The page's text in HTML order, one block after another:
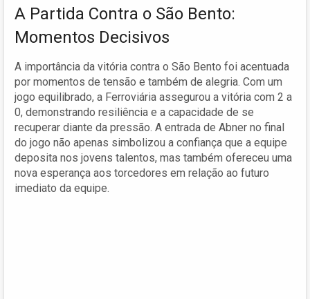
A Partida Contra o São Bento:
Momentos Decisivos
A importância da vitória contra o São Bento foi acentuada
por momentos de tensão e também de alegria. Com um
jogo equilibrado, a Ferroviária assegurou a vitória com 2 a
0, demonstrando resiliência e a capacidade de se
recuperar diante da pressão. A entrada de Abner no final
do jogo não apenas simbolizou a confiança que a equipe
deposita nos jovens talentos, mas também ofereceu uma
nova esperança aos torcedores em relação ao futuro
imediato da equipe.